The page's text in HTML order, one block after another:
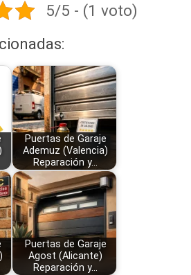
5/5 - (1 voto)
Puertas de Garaje
Ademuz (Valencia)
Reparación y…
Puertas de Garaje
Agost (Alicante)
Reparación y…